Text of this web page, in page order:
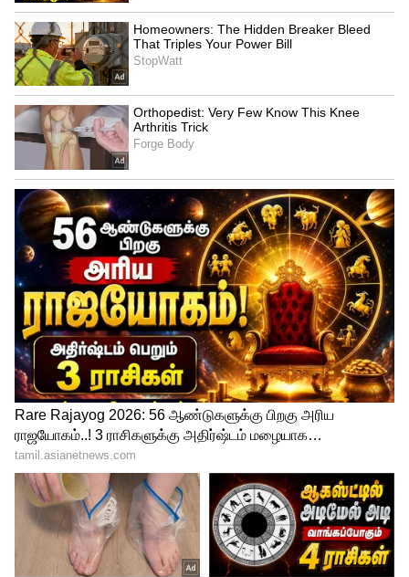
போன்ற நவீன பாதுகாப்பு முறைகளைப்
பயன்படுத்த RBI ஊக்குவிக்கிறது.
Related Articles
EPFO 3.0: இனி ATM-ல் PF பணம்
எடுக்கலாம்.. மொத்த‌ பணமும்
கிடைக்குமா? முழு விவரம் இதோ!